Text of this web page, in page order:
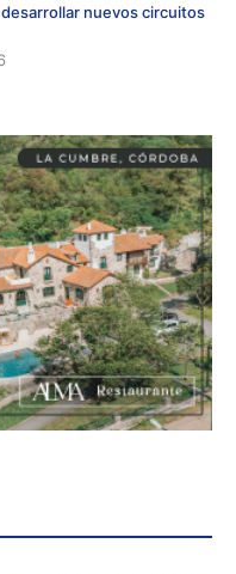
nuevos circuitos